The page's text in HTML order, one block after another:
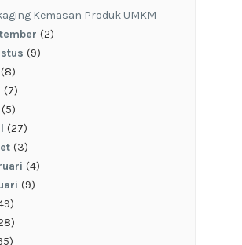
Kemasan Produk UMKM
(2)
(9)
(8)
(7)
(5)
(27)
(3)
(4)
(9)